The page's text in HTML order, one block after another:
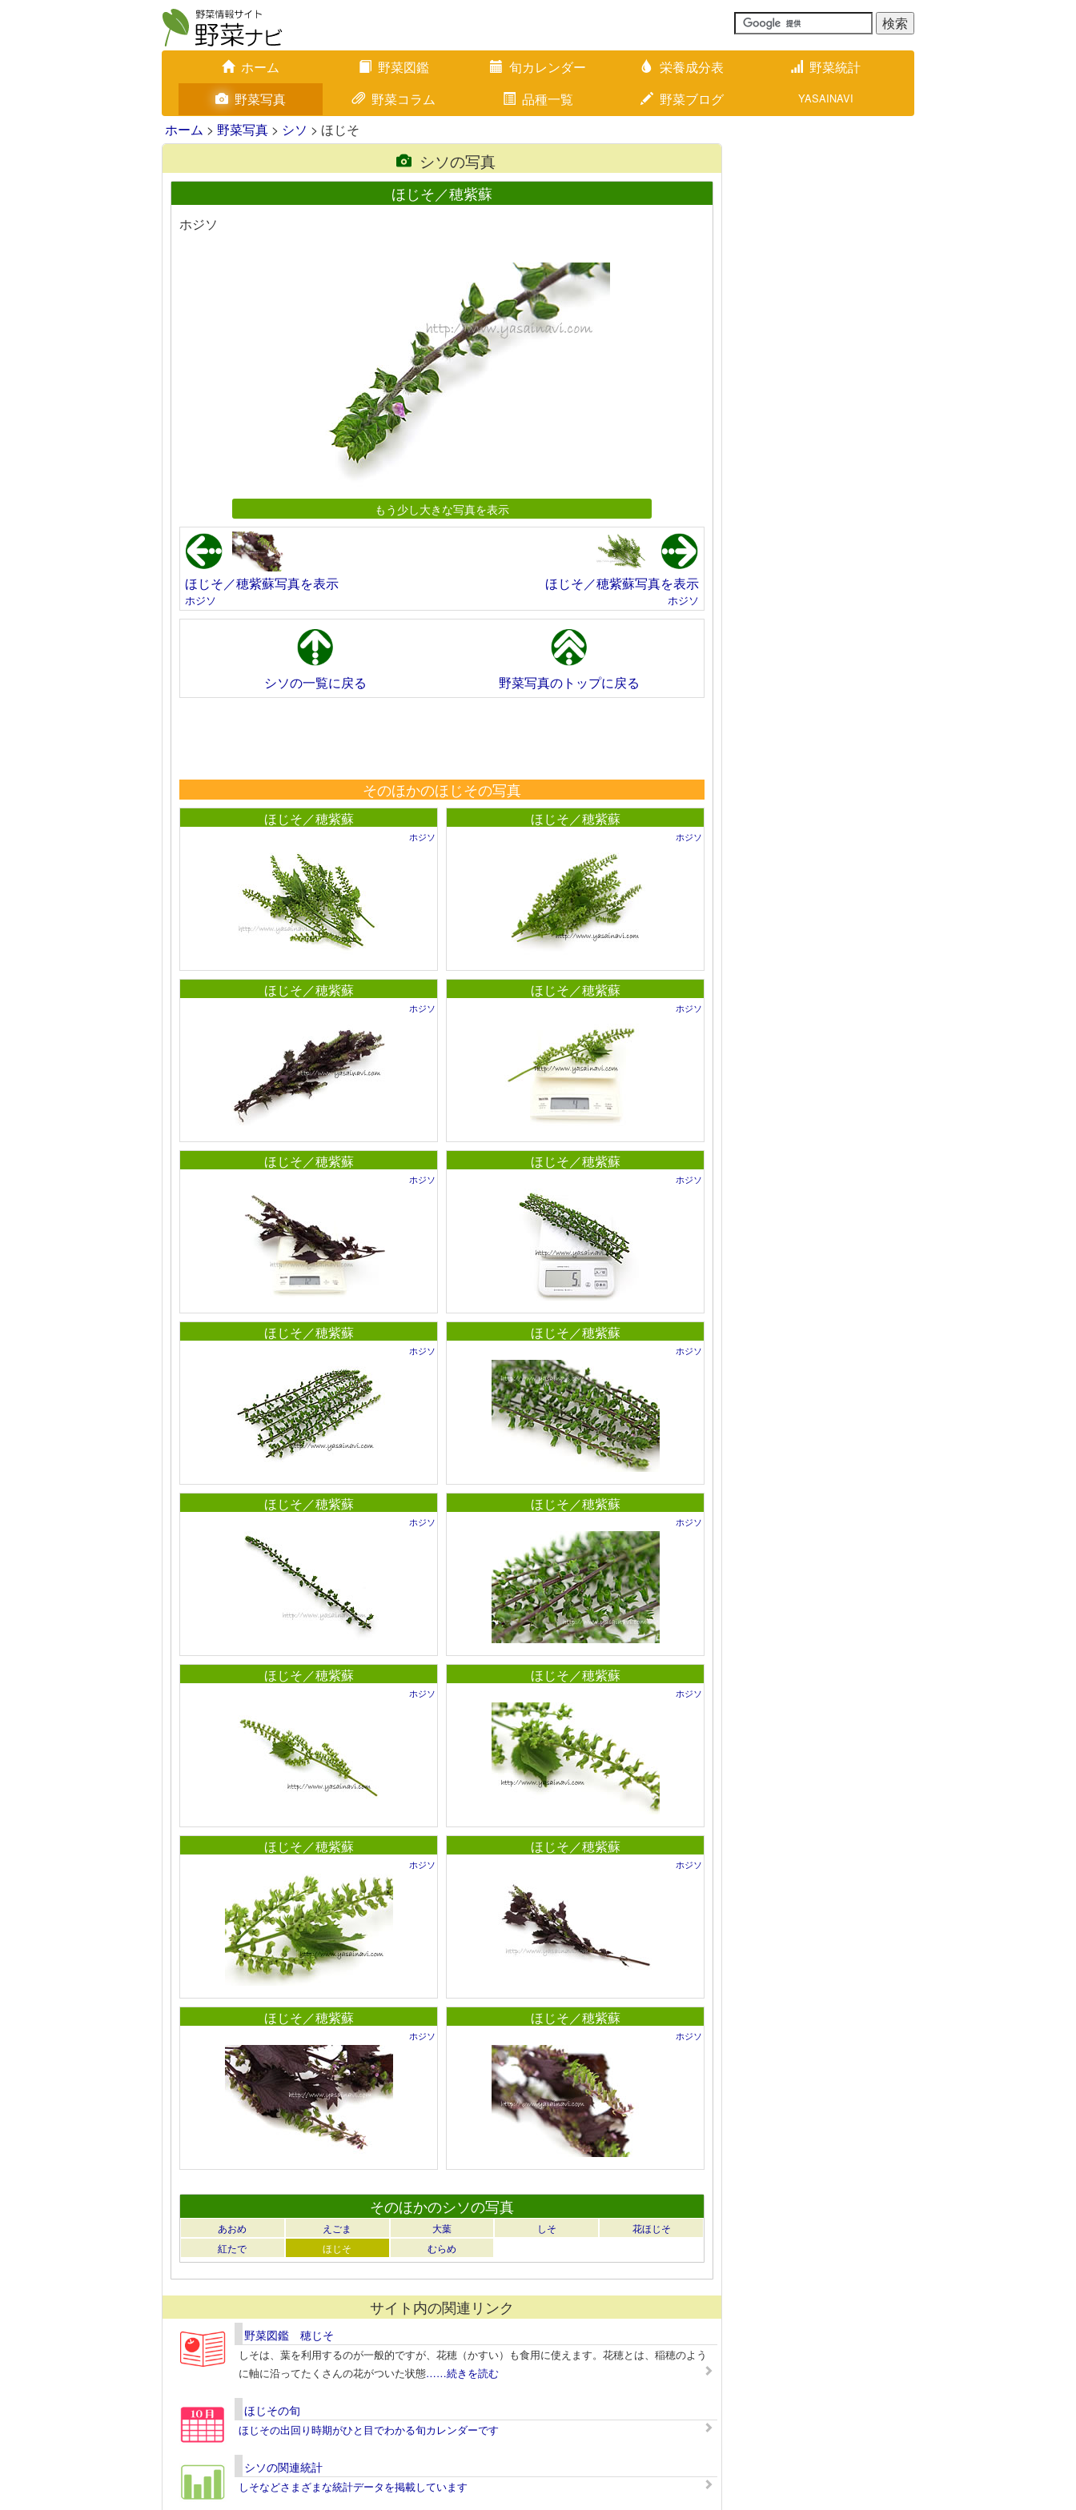
ホーム 野菜図鑑 旬カレンダー 栄養成分表
野菜統計
野菜写真
野菜コラム 品種一覧 野菜ブログ YASAINAVI
ホーム > 野菜写真 > シソ > ほじそ
シソの写真
ほじそ／穂紫蘇
ホジソ
もう少し大きな写真を表示
ほじそ／穂紫蘇写真を表示
ホジソ
ほじそ／穂紫蘇写真を表示
ホジソ
シソの一覧に戻る 野菜写真のトップに戻る
そのほかのほじその写真
ほじそ／穂紫蘇
ホジソ
ほじそ／穂紫蘇
ホジソ
ほじそ／穂紫蘇
ホジソ
ほじそ／穂紫蘇
ホジソ
ほじそ／穂紫蘇
ホジソ
ほじそ／穂紫蘇
ホジソ
ほじそ／穂紫蘇
ホジソ
ほじそ／穂紫蘇
ホジソ
ほじそ／穂紫蘇
ホジソ
ほじそ／穂紫蘇
ホジソ
ほじそ／穂紫蘇
ホジソ
ほじそ／穂紫蘇
ホジソ
ほじそ／穂紫蘇
ホジソ
ほじそ／穂紫蘇
ホジソ
ほじそ／穂紫蘇
ホジソ
ほじそ／穂紫蘇
ホジソ
そのほかのシソの写真
あおめ えごま 大葉 しそ
花ほじそ
紅たで
ほじそ むらめ
サイト内の関連リンク
野菜図鑑 穂じそ
しそは、葉を利用するのが一般的ですが、花穂（かすい）も食用に使えます。花穂とは、稲穂のよう
に軸に沿ってたくさんの花がついた状態……続きを読む
ほじその旬
ほじその出回り時期がひと目でわかる旬カレンダーです
シソの関連統計
しそなどさまざまな統計データを掲載しています